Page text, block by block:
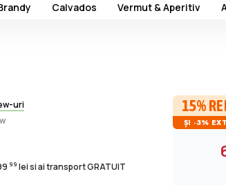
Calvados Vermut & Aperitiv
uri
99 lei si ai transport GRATUIT
15%
ȘI -3%